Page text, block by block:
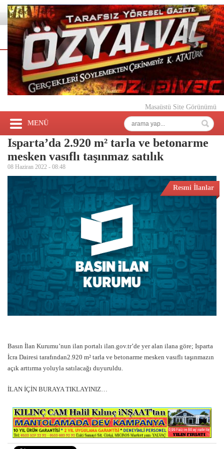
Masaüstü Site Görünümü
MENÜ
Isparta’da 2.920 m² tarla ve betonarme
mesken vasıflı taşınmaz satılık
08 Haziran 2022 - 08:48
Resmi İlanlar
Basın İlan Kurumu’nun ilan portalı ilan.gov.tr’de yer alan ilana göre; Isparta
İcra Dairesi tarafından2.920 m² tarla ve betonarme mesken vasıflı taşınmazın
açık arttırma yoluyla satılacağı duyuruldu.
İLAN İÇİN BURAYA TIKLAYINIZ…